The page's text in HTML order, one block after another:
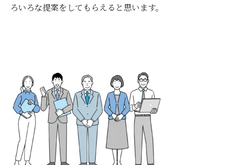
ろいろな提案をしてもらえると思います。